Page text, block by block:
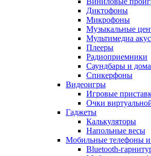
Диктофоны
Микрофоны
Музыкальные
Мультимедиа
Плееры
Радиоприемники
Саундбары и
Спикерфоны
Видеоигры
Игровые
Очки
Гаджеты
Калькуляторы
Напольные весы
Мобильные телефоны и
Bluetooth-